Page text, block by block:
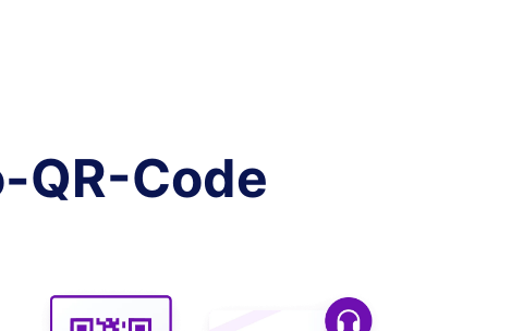
QR-Code